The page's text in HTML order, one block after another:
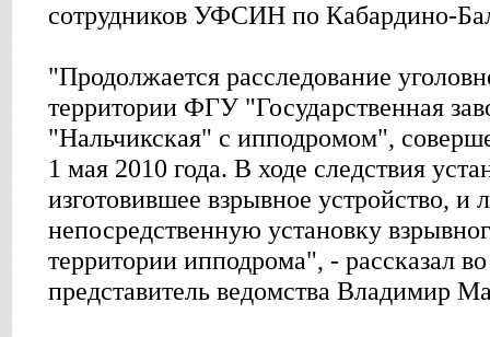
сотрудников УФСИН по Кабардино-
"Продолжается расследование
территории ФГУ "Государственная
"Нальчикская" с ипподромом",
1 мая 2010 года. В ходе следствия
изготовившее взрывное устройство, и
непосредственную установку
территории ипподрома", - рассказал
представитель ведомства Владимир